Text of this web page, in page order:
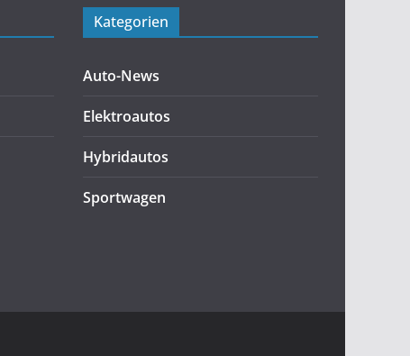
Kategorien
Auto-News
Elektroautos
Hybridautos
Sportwagen